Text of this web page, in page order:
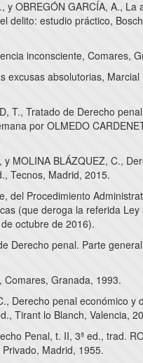
y OBREGÓN GARCÍA, A., La
delito: estudio práctico,
inconsciente, Comares,
excusas absolutorias,
T., Tratado de Derecho
por OLMEDO
y MOLINA BLÁZQUEZ, C.,
Tecnos, Madrid, 2015.
del Procedimiento
(que deroga la referida
octubre de 2016).
Derecho penal. Parte
Comares, Granada, 1993.
Derecho penal económico y
Tirant lo Blanch, Valencia,
Penal, t. II, 3ª ed., trad.
Madrid, 1955.